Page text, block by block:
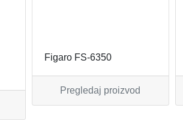
Figaro FS-6350
Pregledaj proizvod